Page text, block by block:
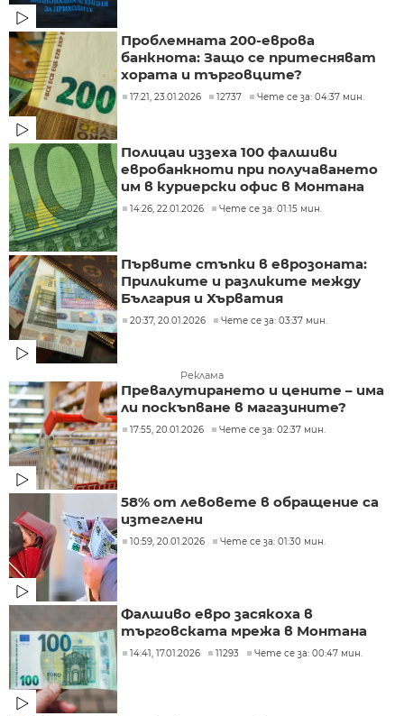
Проблемната 200-еврова
банкнота: Защо се притесняват
хората и търговците?
17:21, 23.01.2026 12737 Чете се за: 04:37 мин.
Полицаи иззеха 100 фалшиви
евробанкноти при получаването
им в куриерски офис в Монтана
14:26, 22.01.2026 Чете се за: 01:15 мин.
Първите стъпки в еврозоната:
Приликите и разликите между
България и Хърватия
20:37, 20.01.2026 Чете се за: 03:37 мин.
Реклама
Превалутирането и цените – има
ли поскъпване в магазините?
17:55, 20.01.2026 Чете се за: 02:37 мин.
58% от левовете в обращение са
изтеглени
10:59, 20.01.2026 Чете се за: 01:30 мин.
Фалшиво евро засякоха в
търговската мрежа в Монтана
14:41, 17.01.2026 11293 Чете се за: 00:47 мин.